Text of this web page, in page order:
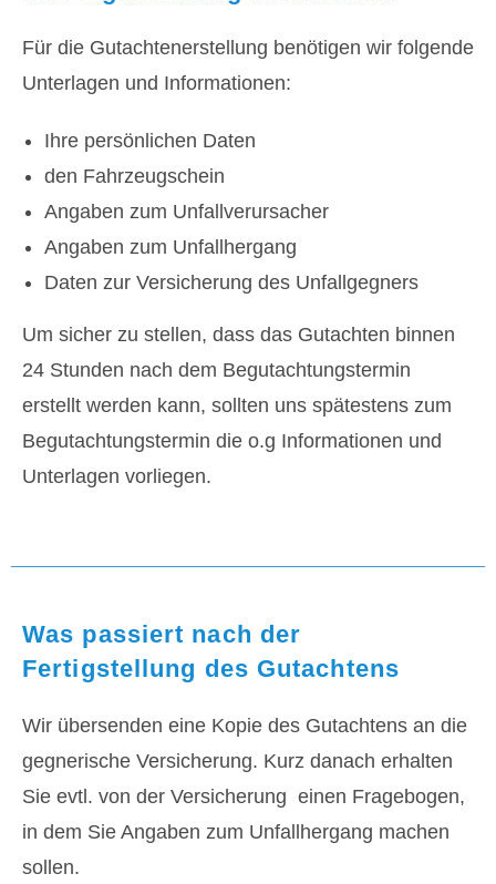
Für die Gutachtenerstellung benötigen wir folgende
Unterlagen und Informationen:
Ihre persönlichen Daten
den Fahrzeugschein
Angaben zum Unfallverursacher
Angaben zum Unfallhergang
Daten zur Versicherung des Unfallgegners
Um sicher zu stellen, dass das Gutachten binnen
24 Stunden nach dem Begutachtungstermin
erstellt werden kann, sollten uns spätestens zum
Begutachtungstermin die o.g Informationen und
Unterlagen vorliegen.
Was passiert nach der
Fertigstellung des Gutachtens
Wir übersenden eine Kopie des Gutachtens an die
gegnerische Versicherung. Kurz danach erhalten
Sie evtl. von der Versicherung einen Fragebogen,
in dem Sie Angaben zum Unfallhergang machen
sollen.